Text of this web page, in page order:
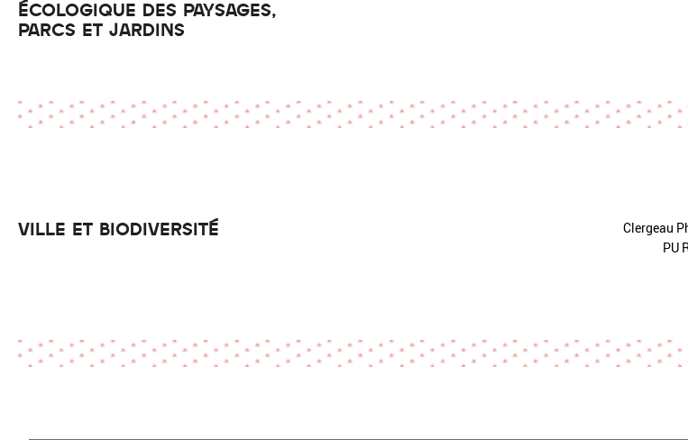
ÉCOLOGIQUE DES PAYSAGES,
PARCS ET JARDINS
VILLE ET BIODIVERSITÉ
Clergeau
PU